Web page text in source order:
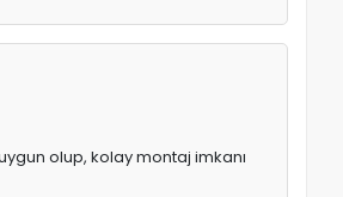
olup, kolay montaj imkanı